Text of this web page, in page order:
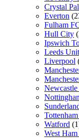
Crystal
Everton
Fulham
Hull City
Ipswich
Leeds
Liverpool
Watford
West